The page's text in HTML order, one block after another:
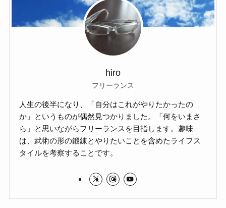
hiro
フリーランス
人生の後半になり、「自分はこれがやりたかったの
か」というものが偶然見つかりました。「何をいまさ
ら」と思いながらフリーランスを目指します。趣味
は、武術の形の鍛錬とやりたいことを含めたライフス
タイルを考察することです。